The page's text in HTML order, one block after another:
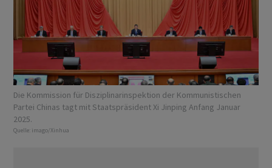
Die Kommission für Disziplinarinspektion der Kommunistischen
Partei Chinas tagt mit Staatspräsident Xi Jinping Anfang Januar
2025.
Quelle: imago/Xinhua